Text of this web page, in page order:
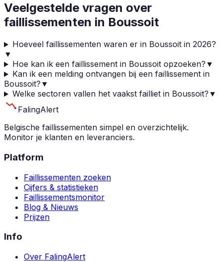
Veelgestelde vragen over
faillissementen in Boussoit
Hoeveel faillissementen waren er in Boussoit in 2026?
▼
Hoe kan ik een faillissement in Boussoit opzoeken? ▼
Kan ik een melding ontvangen bij een faillissement in
Boussoit? ▼
Welke sectoren vallen het vaakst failliet in Boussoit? ▼
FalingAlert
Belgische faillissementen simpel en overzichtelijk.
Monitor je klanten en leveranciers.
Platform
Faillissementen zoeken
Cijfers & statistieken
Faillissementsmonitor
Blog & Nieuws
Prijzen
Info
Over FalingAlert